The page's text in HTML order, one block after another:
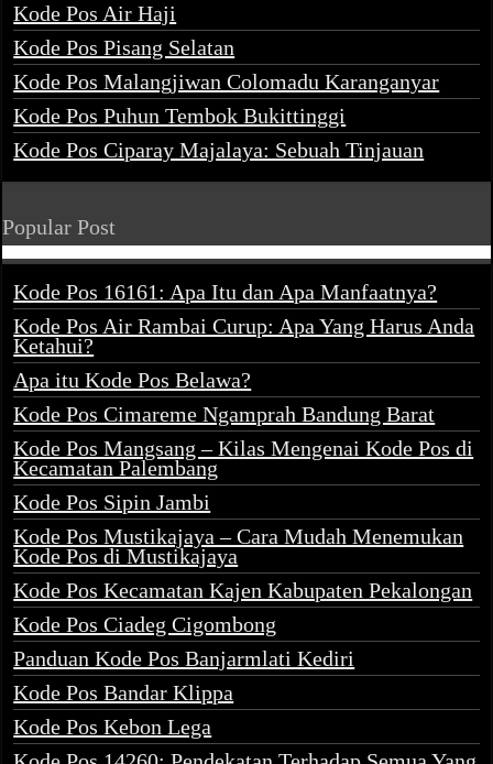
Kode Pos Air Haji
Kode Pos Pisang Selatan
Kode Pos Malangjiwan Colomadu Karanganyar
Kode Pos Puhun Tembok Bukittinggi
Kode Pos Ciparay Majalaya: Sebuah Tinjauan
Popular Post
Kode Pos 16161: Apa Itu dan Apa Manfaatnya?
Kode Pos Air Rambai Curup: Apa Yang Harus Anda
Ketahui?
Apa itu Kode Pos Belawa?
Kode Pos Cimareme Ngamprah Bandung Barat
Kode Pos Mangsang – Kilas Mengenai Kode Pos di
Kecamatan Palembang
Kode Pos Sipin Jambi
Kode Pos Mustikajaya – Cara Mudah Menemukan
Kode Pos di Mustikajaya
Kode Pos Kecamatan Kajen Kabupaten Pekalongan
Kode Pos Ciadeg Cigombong
Panduan Kode Pos Banjarmlati Kediri
Kode Pos Bandar Klippa
Kode Pos Kebon Lega